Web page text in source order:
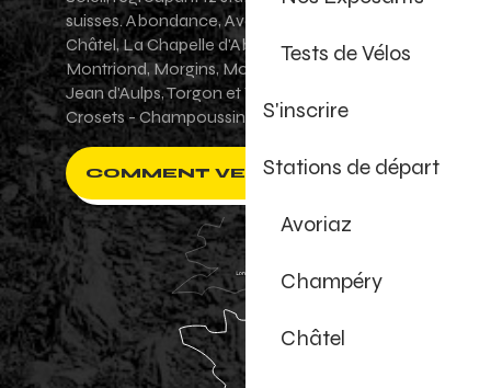
Tests de Vélos
S'inscrire
Stations de départ
Avoriaz
Champéry
Châtel
suisses. Abondance, Avoriaz 1800, Champéry,
Châtel, La Chapelle d'Abondance, Les Gets,
Montriond, Morgins, Morzine-Avoriaz, Saint-
Jean d'Aulps, Torgon et Val-d'Illiez - Les
Crosets - Champoussin.
COMMENT VENIR ?